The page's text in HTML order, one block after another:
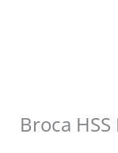
Broca